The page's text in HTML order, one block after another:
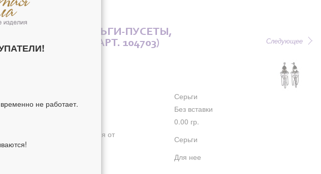
Следующее
АЖУРНЫЕ СЕРЬГИ-ПУСЕТЫ,
БИЖУТЕРИЯ (АРТ. 104703)
Серьги
Вставка
Без вставки
0.00 гр.
Классификация изделия от
производителя
Серьги
Для нее
не работает.